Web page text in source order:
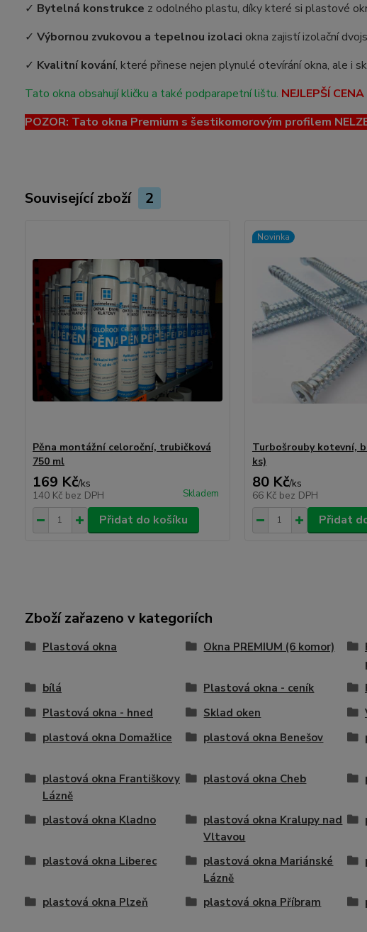
✓ Bytelná konstrukce z odolného plastu, díky které si plastové
✓ Výbornou zvukovou a tepelnou izolaci okna zajistí izolační
✓ Kvalitní kování, které přinese nejen plynulé otevírání okna, ale i
Tato okna obsahují kličku a také podparapetní lištu. NEJLEPŠÍ
POZOR: Tato okna Premium s šestikomorovým profilem
Související zboží 2
Pěna montážní celoroční, trubičková
750 ml
169 Kč/ks
140 Kč bez DPH Skladem
Přidat do košíku
Novinka
Turbošrouby kotevní,
ks)
80 Kč/ks
66 Kč bez DPH
Přidat
Zboží zařazeno v kategoriích
Plastová okna Okna PREMIUM (6 komor)
bílá Plastová okna - ceník
Plastová okna - hned
Sklad oken
plastová okna Domažlice
plastová okna Benešov
plastová okna Františkovy
Lázně
plastová okna Cheb
plastová okna Kladno
plastová okna Kralupy nad
Vltavou
plastová okna Liberec
plastová okna Mariánské
Lázně
plastová okna Plzeň plastová okna Příbram